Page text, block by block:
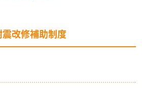
改修補助制度